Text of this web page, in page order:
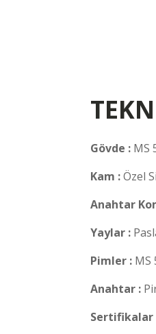
Gövde : MS
Kam :Özel
Anahtar
Yaylar :
Pimler : MS
Anahtar :
Sertifikalar